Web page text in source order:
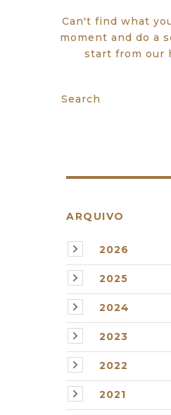
Can't find what
moment and do a
start from our
ARQUIVO
2026
2025
2024
2023
2022
2021